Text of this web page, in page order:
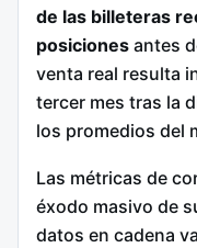
de las billeteras
posiciones antes
venta real resulta
tercer mes tras la
los promedios del
Las métricas de
éxodo masivo de
datos en cadena